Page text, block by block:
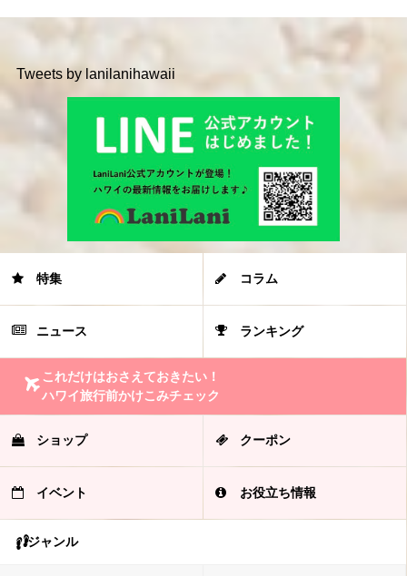
Tweets by lanilanihawaii
特集 コラム
ニュース ランキング
これだけはおさえておきたい！
ハワイ旅行前かけこみチェック
ショップ クーポン
イベント お役立ち情報
ジャンル